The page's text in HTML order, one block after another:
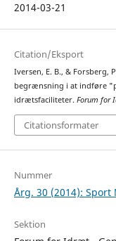
2014-03-21
Citation/Eksport
Iversen, E. B., & Forsberg,
begrænsning i at indføre
idrætsfaciliteter. Forum for
Citationsformater
Nummer
Årg. 30 (2014):
Sektion